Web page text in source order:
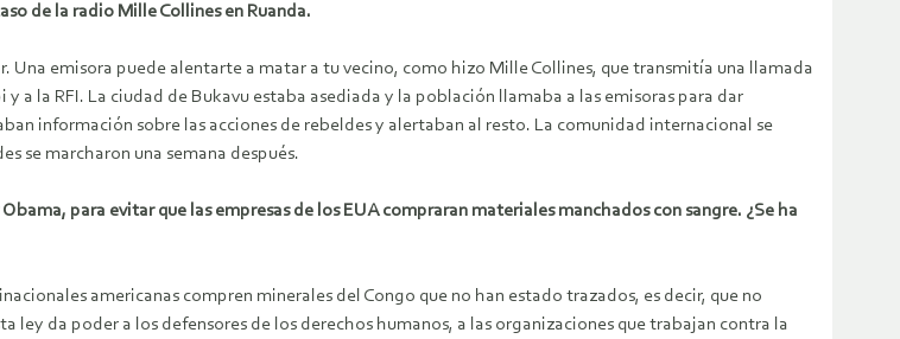
de la radio Mille Collines en Ruanda.
Una emisora puede alentarte a matar a tu vecino, como hizo Mille Collines, que transmitía una llamada
a la RFI. La ciudad de Bukavu estaba asediada y la población llamaba a las emisoras para dar
información sobre las acciones de rebeldes y alertaban al resto. La comunidad internacional se
se marcharon una semana después.
para evitar que las empresas de los EUA compraran materiales manchados con sangre. ¿Se ha
americanas compren minerales del Congo que no han estado trazados, es decir, que no
ley da poder a los defensores de los derechos humanos, a las organizaciones que trabajan contra la